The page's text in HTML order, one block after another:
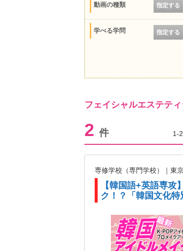
動画の種類 指定する
学べる学問 指定する
フェイシャルエステテ
2 件 1-
専修学校（専門学校）｜東
【韓国語+英語専攻
ク！？「韓国文化